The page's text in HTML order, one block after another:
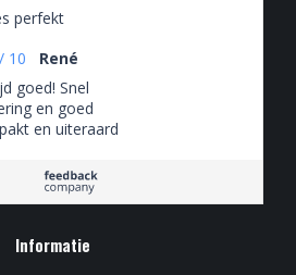
perfekt
/ 10
René
goed! Snel
en goed
en uiteraard
bieren.
Informatie